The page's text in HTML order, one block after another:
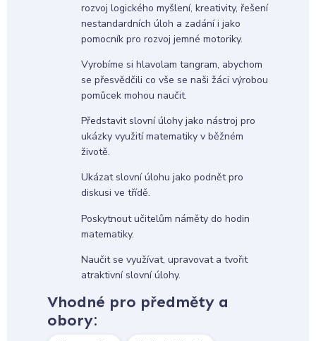
rozvoj logického myšlení, kreativity, řešení
nestandardních úloh a zadání i jako
pomocník pro rozvoj jemné motoriky.
Vyrobíme si hlavolam tangram, abychom
se přesvědčili co vše se naši žáci výrobou
pomůcek mohou naučit.
Představit slovní úlohy jako nástroj pro
ukázky využití matematiky v běžném
životě.
Ukázat slovní úlohu jako podnět pro
diskusi ve třídě.
Poskytnout učitelům náměty do hodin
matematiky.
Naučit se využívat, upravovat a tvořit
atraktivní slovní úlohy.
Vhodné pro předměty a
obory: